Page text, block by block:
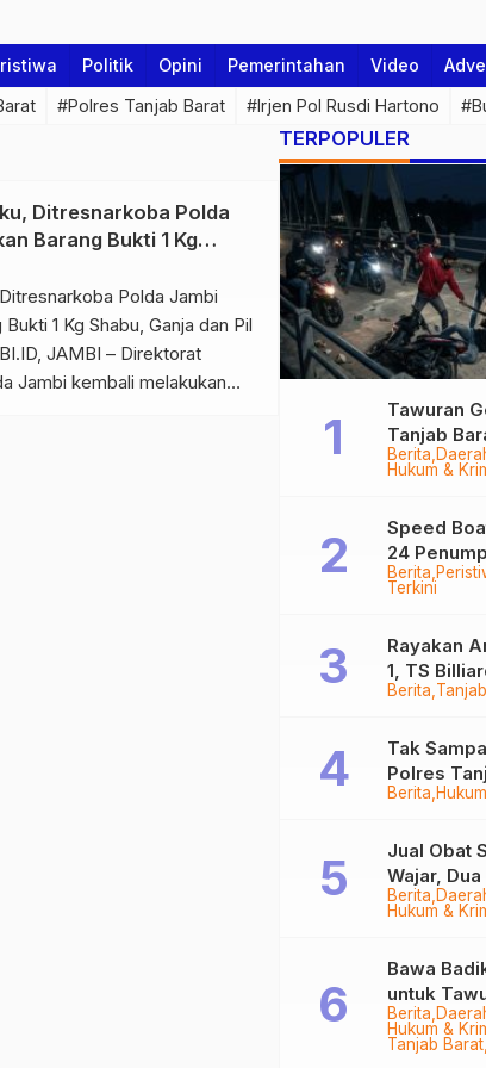
Politik Opini Pemerintahan Video
#Polres Tanjab Barat #Irjen Pol Rusdi Hartono
Ditresnarkoba Polda
Barang Bukti 1 Kg
Ekstasi
Polda Jambi
1 Kg Shabu, Ganja dan Pil
JAMBI – Direktorat
Jambi kembali melakukan
TERPOPULER
Berita
Hukum &
Tawuran
Tanjab
Remaja
Pelaku
Berita
Terkini
Speed
24
Togok di
Berita
Rayakan
1, TS
Turnamen
Berita
Tak
Polres
Ringkus
Tungkal
Berita
Hukum &
Jual Obat
Wajar,
Tanjab
Berita
Hukum &
Tanjab Barat
Bawa
untuk
Anggota
Tanjab